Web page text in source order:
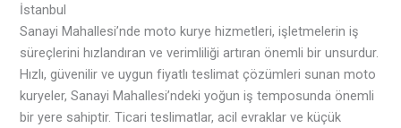
İstanbul
Sanayi Mahallesi’nde moto kurye hizmetleri, işletmelerin iş
süreçlerini hızlandıran ve verimliliği artıran önemli bir unsurdur.
Hızlı, güvenilir ve uygun fiyatlı teslimat çözümleri sunan moto
kuryeler, Sanayi Mahallesi’ndeki yoğun iş temposunda önemli
bir yere sahiptir. Ticari teslimatlar, acil evraklar ve küçük